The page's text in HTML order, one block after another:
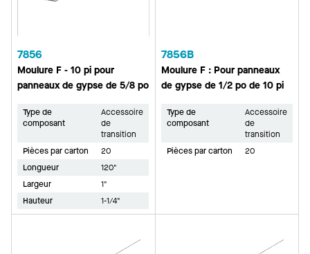
7856
Moulure F - 10 pi pour
panneaux de gypse de 5/8 po
Type de
composant
Accessoire
de
transition
Pièces par carton
20
Longueur
120"
Largeur
1"
Hauteur
1-1/4"
7856B
Moulure F : Pour panneaux
de gypse de 1/2 po de 10 pi
Type de
composant
Accessoire
de
transition
Pièces par carton
20